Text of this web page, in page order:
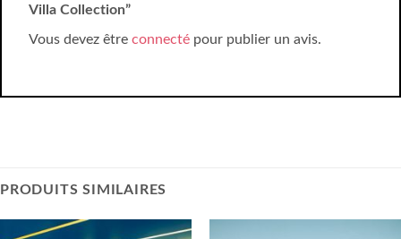
Villa Collection”
Vous devez être connecté pour publier un avis.
PRODUITS SIMILAIRES